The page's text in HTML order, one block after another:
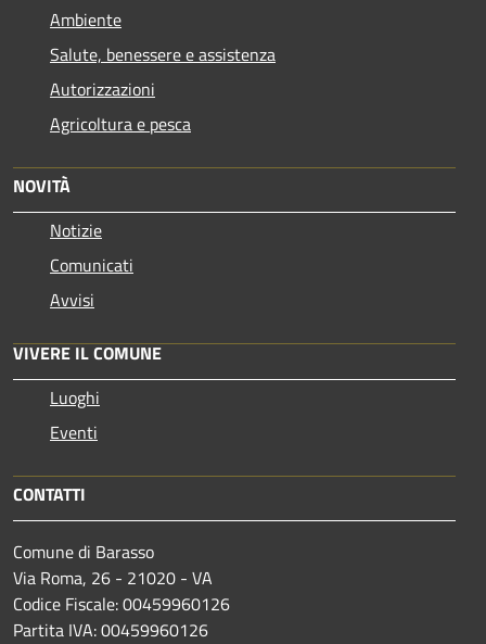
Ambiente
Salute, benessere e assistenza
Autorizzazioni
Agricoltura e pesca
NOVITÀ
Notizie
Comunicati
Avvisi
VIVERE IL COMUNE
Luoghi
Eventi
CONTATTI
Comune di Barasso
Via Roma, 26 - 21020 - VA
Codice Fiscale: 00459960126
Partita IVA: 00459960126